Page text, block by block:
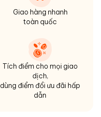
Giao hàng nhanh
toàn quốc
Tích điểm cho mọi giao
dịch,
dùng điểm đổi ưu đãi hấp
dẫn